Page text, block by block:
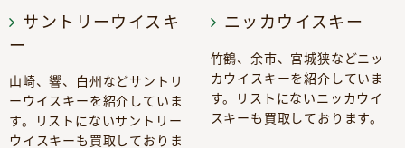
サントリーウイスキ
ー
山崎、響、白州などサントリ
ーウイスキーを紹介していま
す。リストにないサントリー
ウイスキーも買取しておりま
ニッカウイスキー
竹鶴、余市、宮城狭などニッ
カウイスキーを紹介していま
す。リストにないニッカウイ
スキーも買取しております。